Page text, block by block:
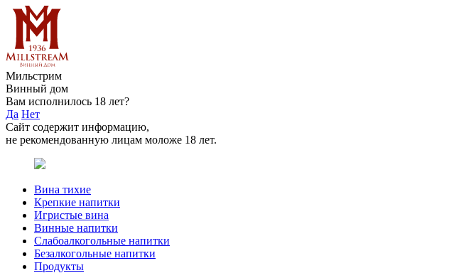
Мильстрим
Винный дом
Вам исполнилось 18 лет?
Да Нет
Сайт содержит информацию,
не рекомендованную лицам моложе 18 лет.
Вина тихие
Крепкие напитки
Игристые вина
Винные напитки
Слабоалкогольные напитки
Безалкогольные напитки
Продукты